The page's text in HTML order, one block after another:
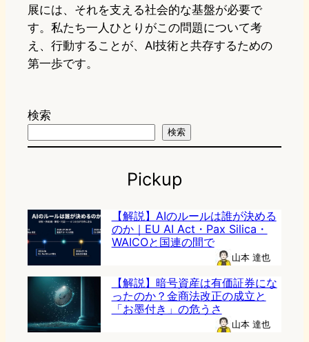
展には、それを支える社会的な基盤が必要で
す。私たち一人ひとりがこの問題について考
え、行動することが、AI技術と共存するための
第一歩です。
検索
検索
Pickup
【解説】AIのルールは誰が決める
のか｜EU AI Act・Pax Silica・
WAICOと国連の間で
山本 達也
【解説】暗号資産は有価証券にな
ったのか？金商法改正の成立と
「お墨付き」の危うさ
山本 達也